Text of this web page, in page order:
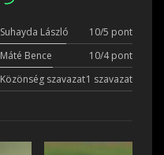
Suhayda László
10/5 pont
Máté Bence
10/4 pont
Közönség szavazat1 szavazat